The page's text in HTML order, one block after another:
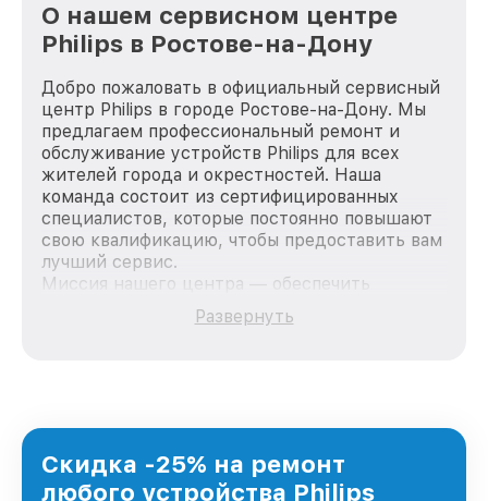
О нашем сервисном центре
Philips в Ростове-на-Дону
Добро пожаловать в официальный сервисный
центр Philips в городе Ростове-на-Дону. Мы
предлагаем профессиональный ремонт и
обслуживание устройств Philips для всех
жителей города и окрестностей. Наша
команда состоит из сертифицированных
специалистов, которые постоянно повышают
свою квалификацию, чтобы предоставить вам
лучший сервис.
Миссия нашего центра — обеспечить
качественный и доступный ремонт для
каждого пользователя продукции Philips, вне
Ростове-на-Дону, постоянно повышая уровень
доверия и лояльности наших клиентов.
Развернуть
Скидка -25% на ремонт
любого устройства Philips